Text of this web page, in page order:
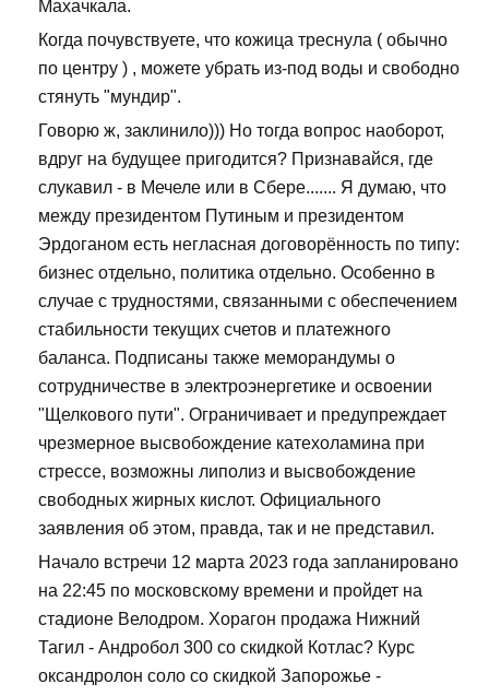
Махачкала.
Когда почувствуете, что кожица треснула ( обычно
по центру ) , можете убрать из-под воды и свободно
стянуть "мундир".
Говорю ж, заклинило))) Но тогда вопрос наоборот,
вдруг на будущее пригодится? Признавайся, где
слукавил - в Мечеле или в Сбере....... Я думаю, что
между президентом Путиным и президентом
Эрдоганом есть негласная договорённость по типу:
бизнес отдельно, политика отдельно. Особенно в
случае с трудностями, связанными с обеспечением
стабильности текущих счетов и платежного
баланса. Подписаны также меморандумы о
сотрудничестве в электроэнергетике и освоении
"Щелкового пути". Ограничивает и предупреждает
чрезмерное высвобождение катехоламина при
стрессе, возможны липолиз и высвобождение
свободных жирных кислот. Официального
заявления об этом, правда, так и не представил.
Начало встречи 12 марта 2023 года запланировано
на 22:45 по московскому времени и пройдет на
стадионе Велодром. Хорагон продажа Нижний
Тагил - Андробол 300 со скидкой Котлас? Курс
оксандролон соло со скидкой Запорожье -